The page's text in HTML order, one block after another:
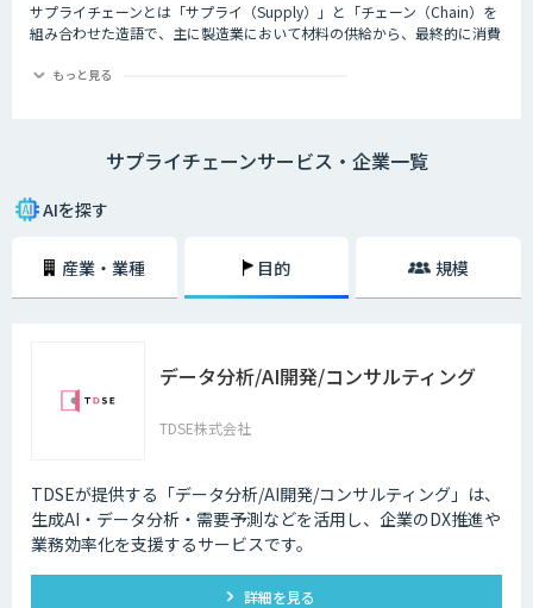
サプライチェーンとは「サプライ（Supply）」と「チェーン（Chain）を
組み合わせた造語で、主に製造業において材料の供給から、最終的に消費
がっていることを表してサプライチェーンと呼びます。
での一連の流れ、サプライチェーン全体を捉えて情報を共有、連携し、最
した。AIは需要や売上の予測をはじめ、さまざまなシーンで活用できま
す。工場や倉庫では良品と不良品の検知、店舗ではAIカメラを設置して来
もっと見る
サプライチェーンサービス・企業一覧
AIを探す
産業・業種 目的 規模
データ分析/AI開発/コンサルティング
TDSE株式会社
TDSEが提供する「データ分析/AI開発/コンサルティング」は、
生成AI・データ分析・需要予測などを活用し、企業のDX推進や
業務効率化を支援するサービスです。
詳細を見る